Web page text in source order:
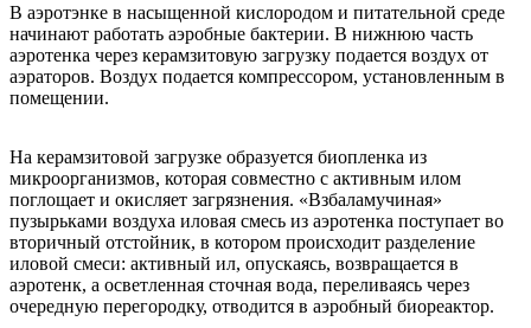
В аэротэнке в насыщенной кислородом и питательной среде
начинают работать аэробные бактерии. В нижнюю часть
аэротенка через керамзитовую загрузку подается воздух от
аэраторов. Воздух подается компрессором, установленным в
помещении.
На керамзитовой загрузке образуется биопленка из
микроорганизмов, которая совместно с активным илом
поглощает и окисляет загрязнения. «Взбаламучиная»
пузырьками воздуха иловая смесь из аэротенка поступает во
вторичный отстойник, в котором происходит разделение
иловой смеси: активный ил, опускаясь, возвращается в
аэротенк, а осветленная сточная вода, переливаясь через
очередную перегородку, отводится в аэробный биореактор.